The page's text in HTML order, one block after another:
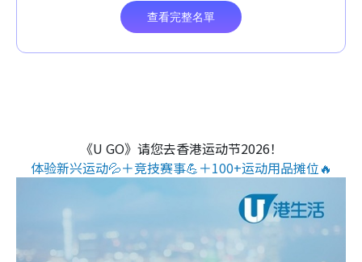
《U GO》请您去香港运动节2026！
体验新兴运动💦＋竞技赛事💪＋100+运动用品摊位🔥